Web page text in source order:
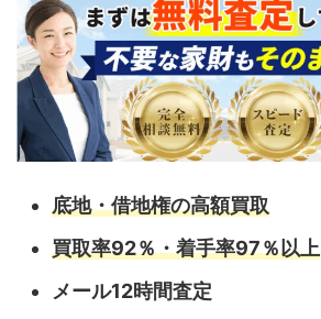
底地・借地権の高額買取
買取率92％・着手率97％以上
メール12時間査定